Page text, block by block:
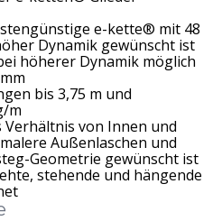
e-kette® mit 48
Dynamik gewünscht ist
höherer Dynamik möglich
bis 3,75 m und
m
von Innen und
Außenlaschen und
Geometrie gewünscht ist
stehende und hängende